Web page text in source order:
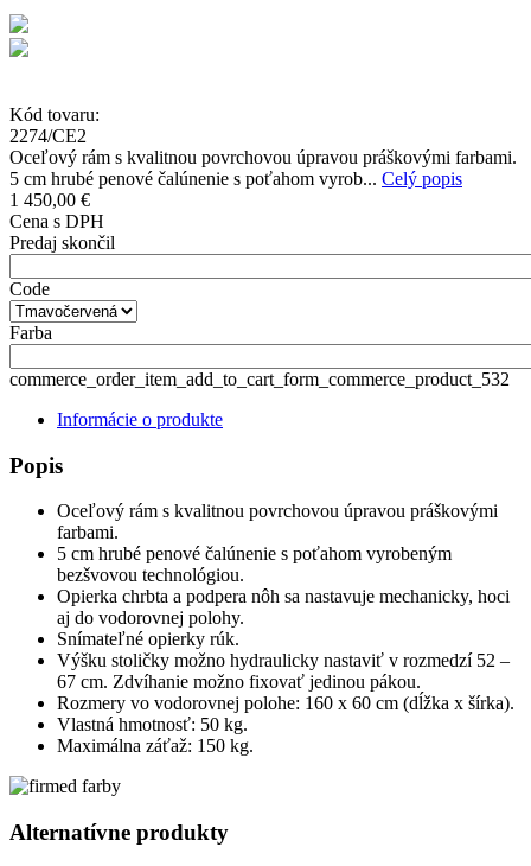
Kód tovaru:
2274/CE2
Oceľový rám s kvalitnou povrchovou úpravou práškovými farbami.
5 cm hrubé penové čalúnenie s poťahom vyrob... Celý popis
1 450,00 €
Cena s DPH
Predaj skončil
Code
Farba
commerce_order_item_add_to_cart_form_commerce_product_532
Informácie o produkte
Popis
Oceľový rám s kvalitnou povrchovou úpravou práškovými
farbami.
5 cm hrubé penové čalúnenie s poťahom vyrobeným
bezšvovou technológiou.
Opierka chrbta a podpera nôh sa nastavuje mechanicky, hoci
aj do vodorovnej polohy.
Snímateľné opierky rúk.
Výšku stoličky možno hydraulicky nastaviť v rozmedzí 52 –
67 cm. Zdvíhanie možno fixovať jedinou pákou.
Rozmery vo vodorovnej polohe: 160 x 60 cm (dĺžka x šírka).
Vlastná hmotnosť: 50 kg.
Maximálna záťaž: 150 kg.
Alternatívne produkty